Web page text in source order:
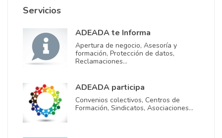
Servicios
ADEADA te Informa
Apertura de negocio, Asesoría y
formación, Protección de datos,
Reclamaciones…
ADEADA participa
Convenios colectivos, Centros de
Formación, Sindicatos, Asociaciones…